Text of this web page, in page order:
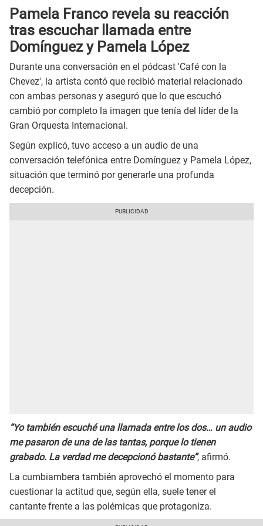
Pamela Franco revela su reacción
tras escuchar llamada entre
Domínguez y Pamela López
Durante una conversación en el pódcast 'Café con la
Chevez', la artista contó que recibió material relacionado
con ambas personas y aseguró que lo que escuchó
cambió por completo la imagen que tenía del líder de la
Gran Orquesta Internacional.
Según explicó, tuvo acceso a un audio de una
conversación telefónica entre Domínguez y Pamela López,
situación que terminó por generarle una profunda
decepción.
“Yo también escuché una llamada entre los dos… un audio
me pasaron de una de las tantas, porque lo tienen
grabado. La verdad me decepcionó bastante”, afirmó.
La cumbiambera también aprovechó el momento para
cuestionar la actitud que, según ella, suele tener el
cantante frente a las polémicas que protagoniza.